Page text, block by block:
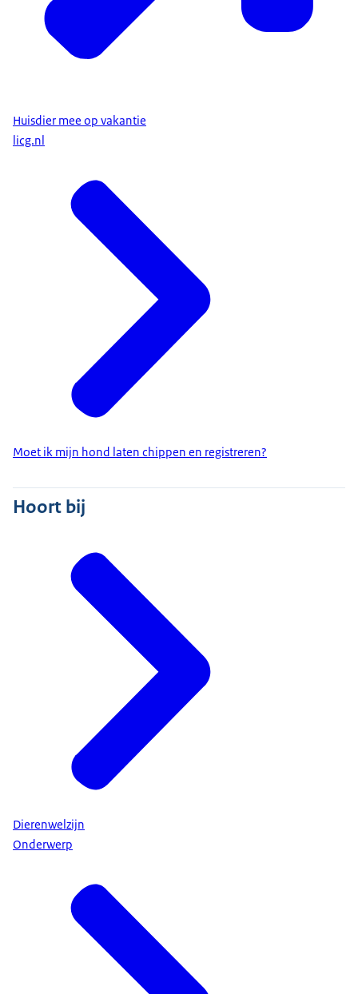
Huisdier mee op vakantie
licg.nl
Moet ik mijn hond laten chippen en registreren?
Hoort bij
Dierenwelzijn
Onderwerp